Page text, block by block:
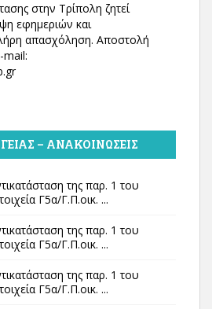
στην Τρίπολη ζητεί
εφημεριών και
απασχόληση. Αποστολή
mail:
– ΑΝΑΚΟΙΝΏΣΕΙΣ
της παρ. 1 του
Γ5α/Γ.Π.οικ. ...
της παρ. 1 του
Γ5α/Γ.Π.οικ. ...
της παρ. 1 του
Γ5α/Γ.Π.οικ. ...